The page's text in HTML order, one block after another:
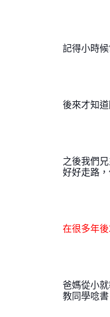
記得小時
後來才知
之後我們
好好走路
在很多年
爸媽從小
教同學唸